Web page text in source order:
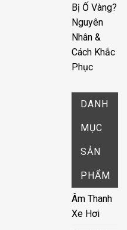
Bị Ố Vàng?
Nguyên
Nhân &
Cách Khắc
Phục
DANH
MỤC
SẢN
PHẨM
Âm Thanh
Xe Hơi